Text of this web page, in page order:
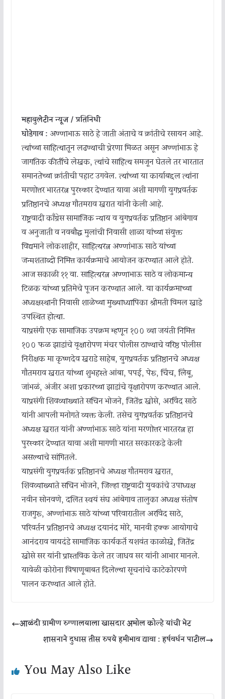
महाबुलेटीन न्यूज / प्रतिनिधी
घोडेगाव : अण्णाभाऊ साठे हे जाती अंताचे व क्रांतीचे रसायन आहे.
त्यांच्या साहित्यातून लढण्याची प्रेरणा मिळत असून अण्णांभाऊ हे
जागतिक कीर्तीचे लेखक, त्यांचे साहित्य समजून घेतले तर भारतात
समानतेच्या क्रांतीची पहाट उगवेल. त्यांच्या या कार्याबद्दल त्यांना
मरणोत्तर भारतरत्न पुरस्कार देण्यात यावा अशी मागणी युगप्रवर्तक
प्रतिष्ठानचे अध्यक्ष गौतमराव खरात यांनी केली आहे.
राष्ट्रवादी काँग्रेस सामाजिक न्याय व युगप्रवर्तक प्रतिष्ठान आंबेगाव
व अनुजाती व नवबौद्ध मुलांची निवासी शाळा यांच्या संयुक्त
विद्यमाने लोकशाहीर, साहित्यरत्न अण्णांभाऊ साठे यांच्या
जन्मशताब्दी निमित्त कार्यक्रमाचे आयोजन करण्यात आले होते.
आज सकाळी ११ वा. साहित्यरत्न अण्णाभाऊ साठे व लोकमान्य
टिळक यांच्या प्रतिमेचे पूजन करण्यात आले. या कार्यक्रमाच्या
अध्यक्षस्थानी निवासी शाळेच्या मुख्याध्यापिका श्रीमती विमल खाडे
उपस्थित होत्या.
याप्रसंगी एक सामाजिक उपक्रम म्हणून १०० व्या जयंती निमित्त
१०० फळ झाडांचे वृक्षारोपण मंचर पोलीस ठाण्याचे वरिष्ठ पोलीस
निरीक्षक मा कृष्णदेव खराडे साहेब, युगप्रवर्तक प्रतिष्ठानचे अध्यक्ष
गौतमराव खरात यांच्या शुभहस्ते आंबा, पपई, पेरू, चिंच, लिंबू,
जांभळं, अंजीर अशा प्रकारच्या झाडांचे वृक्षारोपण करण्यात आले.
याप्रसंगी शिवव्याख्याते सचिन भोजने, जितेंद्र खोसे, अरविंद साठे
यांनी आपली मनोगते व्यक्त केली. तसेच युगप्रवर्तक प्रतिष्ठानचे
अध्यक्ष खरात यांनी अण्णांभाऊ साठे यांना मरणोत्तर भारतरत्न हा
पुरस्कार देण्यात यावा अशी मागणी भारत सरकारकडे केली
असल्याचे सांगितले.
याप्रसंगी युगप्रवर्तक प्रतिष्ठानचे अध्यक्ष गौतमराव खरात,
शिवव्याख्याते सचिन भोजने, जिल्हा राष्ट्रवादी युवकांचे उपाध्यक्ष
नवीन सोनवणे, दलित स्वयं संघ आंबेगाव तालुका अध्यक्ष संतोष
राजगुरू, अण्णांभाऊ साठे यांच्या परिवारातील अरविंद साठे,
परिवर्तन प्रतिष्ठानचे अध्यक्ष दयानंद मोरे, मानवी हक्क आयोगाचे
आनंदराव वायदंडे सामाजिक कार्यकर्ते यशवंत काळोखे, जितेंद्र
खोसे सर यांनी प्रास्तविक केले तर जाधव सर यांनी आभार मानले.
यावेळी कोरोना विषाणूबाबत दिलेल्या सूचनांचे काटेकोरपणे
पालन करण्यात आले होते.
आळंदी ग्रामीण रुग्णालयाला खासदार अमोल कोल्हे यांची भेट
शासनाने दुधास तीस रुपये हमीभाव द्यावा : हर्षवर्धन पाटील
You May Also Like